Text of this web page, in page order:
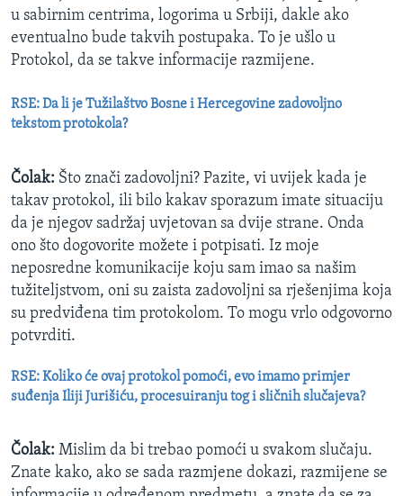
u sabirnim centrima, logorima u Srbiji, dakle ako
eventualno bude takvih postupaka. To je ušlo u
Protokol, da se takve informacije razmijene.
RSE: Da li je Tužilaštvo Bosne i Hercegovine zadovoljno
tekstom protokola?
Čolak: Što znači zadovoljni? Pazite, vi uvijek kada je
takav protokol, ili bilo kakav sporazum imate situaciju
da je njegov sadržaj uvjetovan sa dvije strane. Onda
ono što dogovorite možete i potpisati. Iz moje
neposredne komunikacije koju sam imao sa našim
tužiteljstvom, oni su zaista zadovoljni sa rješenjima koja
su predviđena tim protokolom. To mogu vrlo odgovorno
potvrditi.
RSE: Koliko će ovaj protokol pomoći, evo imamo primjer
suđenja Iliji Jurišiću, procesuiranju tog i sličnih slučajeva?
Čolak: Mislim da bi trebao pomoći u svakom slučaju.
Znate kako, ako se sada razmjene dokazi, razmijene se